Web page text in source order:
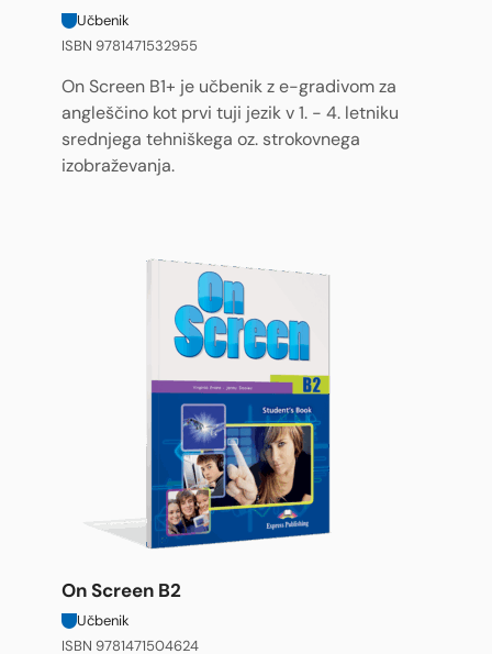
Učbenik
ISBN 9781471532955
On Screen B1+ je učbenik z e-gradivom za
angleščino kot prvi tuji jezik v 1. - 4. letniku
srednjega tehniškega oz. strokovnega
izobraževanja.
On Screen B2
Učbenik
ISBN 9781471504624